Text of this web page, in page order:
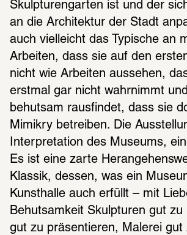
Skulpturengarten ist und der
an die Architektur der Stadt
auch vielleicht das Typische an
Arbeiten, dass sie auf den
nicht wie Arbeiten aussehen,
erstmal gar nicht wahrnimmt
behutsam rausfindet, dass sie
Mimikry betreiben. Die
Interpretation des Museums,
Es ist eine zarte
Klassik, dessen, was ein
Kunsthalle auch erfüllt – mit
Behutsamkeit Skulpturen gut zu
gut zu präsentieren, Malerei gut